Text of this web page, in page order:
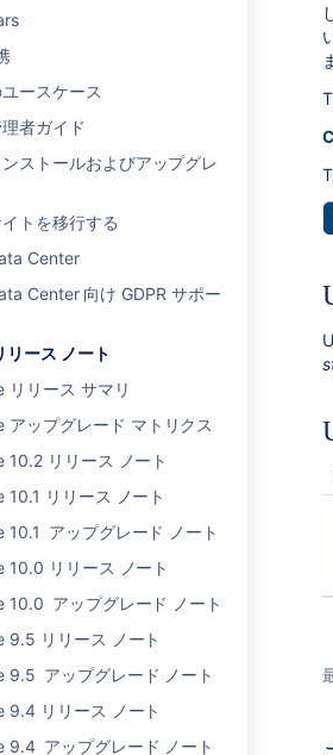
ースケース
者ガイド
ストールおよびアップグレ
トを移行する
Center
Center 向け GDPR サポー
ース ノート
リリース サマリ
アップグレード マトリクス
10.2 リリース ノート
10.1 リリース ノート
10.1 アップグレード ノート
10.0 リリース ノート
10.0 アップグレード ノート
9.5 リリース ノート
9.5 アップグレード ノート
9.4 リリース ノート
9.4 アップグレード ノート